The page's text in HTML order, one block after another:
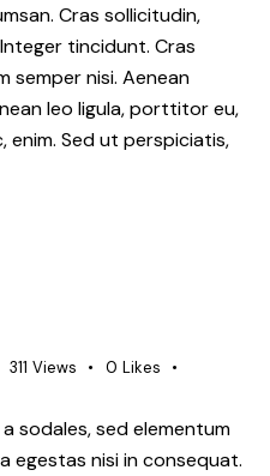
Cras sollicitudin,
tincidunt. Cras
semper nisi. Aenean
leo ligula, porttitor eu,
enim. Sed ut perspiciatis,
311 Views 0 Likes
sodales, sed elementum
egestas nisi in consequat.